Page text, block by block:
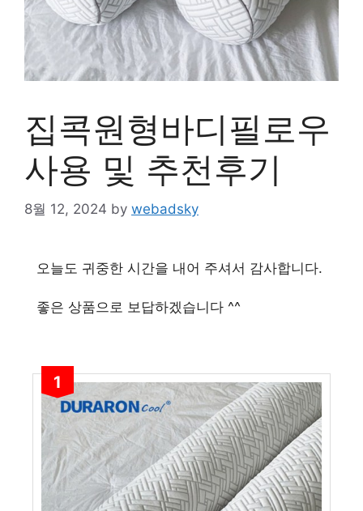
집콕원형바디필로우
사용 및 추천후기
8월 12, 2024 by webadsky
오늘도 귀중한 시간을 내어 주셔서 감사합니다.
좋은 상품으로 보답하겠습니다 ^^
1